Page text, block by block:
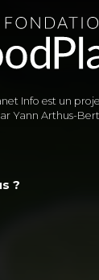
Info est un
Yann Arthus-
?